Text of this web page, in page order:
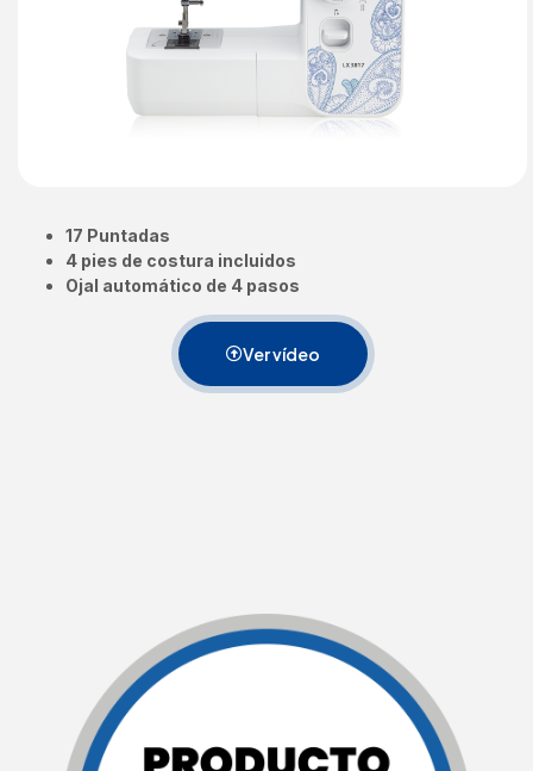
17 Puntadas
4 pies de costura incluidos
Ojal automático de 4 pasos
Ver vídeo